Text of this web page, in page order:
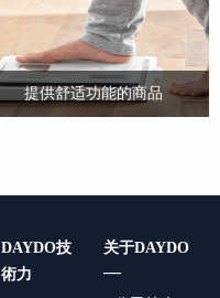
提供舒适功能的商品
DAYDO技
術力
关于DAYDO
—